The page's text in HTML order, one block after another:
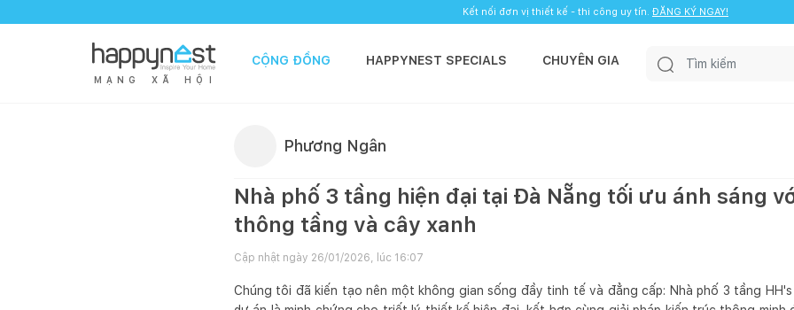
Kết nối đơn vị thiết kế - thi công uy tín. ĐĂNG KÝ NGAY!
M Ạ N G X Ã H Ộ I
CỘNG ĐỒNG HAPPYNEST SPECIALS CHUYÊN GIA
Phương Ngân
Nhà phố 3 tầng hiện đại tại Đà Nẵng tối ưu ánh sáng
thông tầng và cây xanh
Cập nhật ngày 26/01/2026, lúc 16:07
Chúng tôi đã kiến tạo nên một không gian sống đầy tinh tế và đẳng cấp: Nhà phố 3 tầng HH's